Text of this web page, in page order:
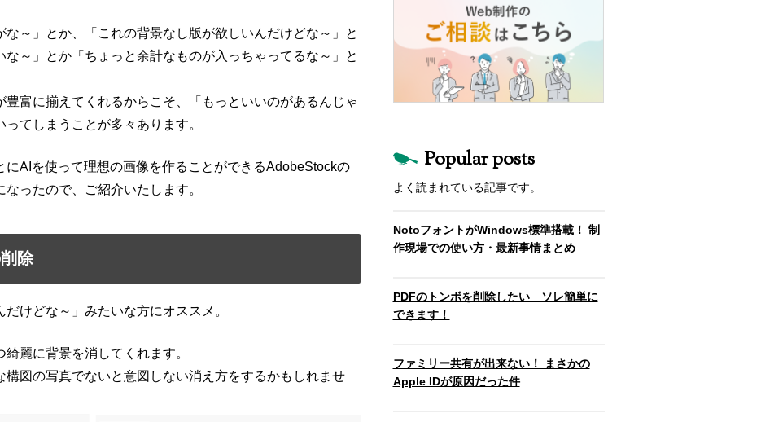
な～」とか、「これの背景なし版が欲しいんだけどな～」と
～」とか「ちょっと余計なものが入っちゃってるな～」と
豊富に揃えてくれるからこそ、「もっといいのがあるんじゃ
てしまうことが多々あります。
にAIを使って理想の画像を作ることができるAdobeStockの
ったので、ご紹介いたします。
除
だけどな～」みたいな方にオススメ。
麗に背景を消してくれます。
図の写真でないと意図しない消え方をするかもしれませ
Popular posts
よく読まれている記事です。
NotoフォントがWindows標準搭載！ 制
作現場での使い方・最新事情まとめ
PDFのトンボを削除したい ソレ簡単に
できます！
ファミリー共有が出来ない！ まさかの
Apple IDが原因だった件